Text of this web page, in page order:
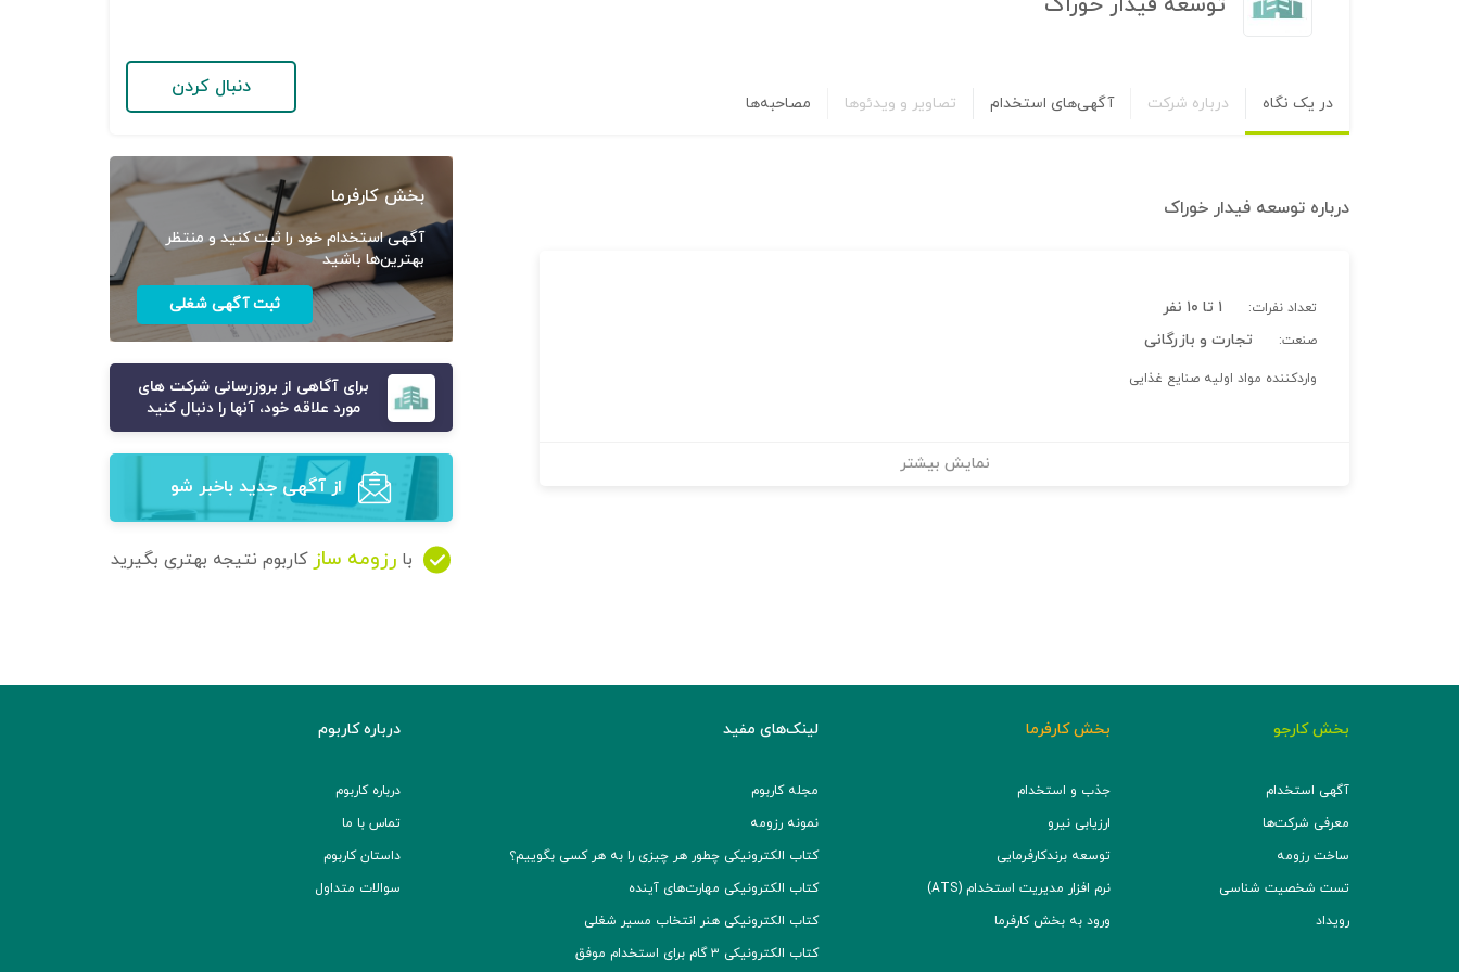
در یک نگاه درباره شرکت آگهی‌های استخدام تصاویر و ویدئوها مصاحبه‌ها
دنبال کردن
درباره توسعه فیدار خوراک
تعداد نفرات: ۱ تا ۱۰ نفر
صنعت: تجارت و بازرگانی
واردکننده مواد اولیه صنایع غذایی
نمایش بیشتر
بخش کارفرما
آگهی استخدام خود را ثبت کنید و منتظر
بهترین‌ها باشید
ثبت آگهی شغلی
برای آگاهی از بروزرسانی شرکت های
مورد علاقه خود، آنها را دنبال کنید
از آگهی‌ جدید باخبر شو
با رزومه ساز کاربوم نتیجه بهتری بگیرید
بخش کارجو
آگهی استخدام
معرفی شرکت‌ها
ساخت رزومه
تست شخصیت شناسی
رویداد
بخش کارفرما
جذب و استخدام
ارزیابی نیرو
توسعه برند‌کارفرمایی
نرم افزار مدیریت استخدام (ATS)
ورود به بخش کارفرما
لینک‌های مفید
مجله کاربوم
نمونه رزومه
کتاب الکترونیکی چطور هر چیزی را به هر کسی بگوییم؟
کتاب الکترونیکی مهارت‌های آینده
کتاب الکترونیکی هنر انتخاب مسیر شغلی
کتاب الکترونیکی ۳ گام برای استخدام موفق
درباره کاربوم
درباره کاربوم
تماس با ما
داستان کاربوم
سوالات متداول